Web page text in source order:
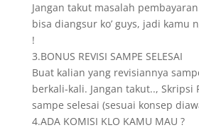
Jangan takut masalah
bisa diangsur ko’ guys, jadi kamu
!
3.BONUS REVISI SAMPE SELESAI
Buat kalian yang revisiannya
berkali-kali. Jangan takut.., Skripsi
sampe selesai (sesuai konsep
4.ADA KOMISI KLO KAMU MAU ?